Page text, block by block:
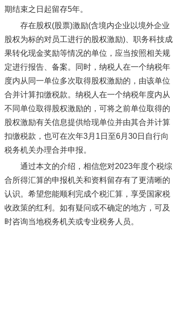
期结束之日起留存5年。
存在股权(股票)激励(含境内企业以境外企业
股权为标的对员工进行的股权激励)、职务科技成
果转化现金奖励等情况的单位，应当按照相关规
定进行报告、备案。同时，纳税人在一个纳税年
度内从同一单位多次取得股权激励的，由该单位
合并计算扣缴税款。纳税人在一个纳税年度内从
不同单位取得股权激励的，可将之前单位取得的
股权激励有关信息提供给现单位并由其合并计算
扣缴税款，也可在次年3月1日至6月30日自行向
税务机关办理合并申报。
通过本文的介绍，相信您对2023年度个税综
合所得汇算的申报机关和资料留存有了更清晰的
认识。希望您能顺利完成个税汇算，享受国家税
收政策的红利。如有疑问或不确定的地方，可及
时咨询当地税务机关或专业税务人员。